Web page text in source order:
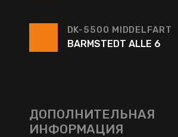
DK-5500 MIDDELFART
BARMSTEDT ALLE 6
ДОПОЛНИТЕЛЬНАЯ
ИНФОРМАЦИЯ